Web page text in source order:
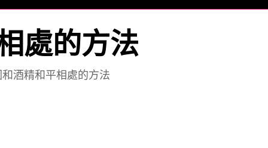
處的方法
酒精和平相處的方法